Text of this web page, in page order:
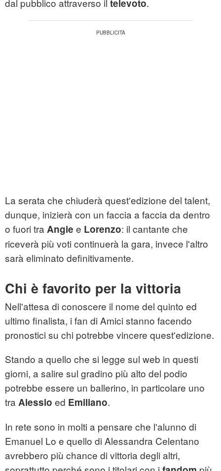
dal pubblico attraverso il televoto.
La serata che chiuderà quest'edizione del talent,
dunque, inizierà con un faccia a faccia da dentro
o fuori tra Angie e Lorenzo: il cantante che
riceverà più voti continuerà la gara, invece l'altro
sarà eliminato definitivamente.
Chi è favorito per la vittoria
Nell'attesa di conoscere il nome del quinto ed
ultimo finalista, i fan di Amici stanno facendo
pronostici su chi potrebbe vincere quest'edizione.
Stando a quello che si legge sul web in questi
giorni, a salire sul gradino più alto del podio
potrebbe essere un ballerino, in particolare uno
tra Alessio ed Emiliano.
In rete sono in molti a pensare che l'alunno di
Emanuel Lo e quello di Alessandra Celentano
avrebbero più chance di vittoria degli altri,